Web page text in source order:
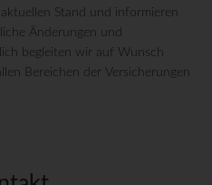
Stand und informieren
Änderungen und
begleiten wir auf Wunsch
Bereichen der Versicherungen